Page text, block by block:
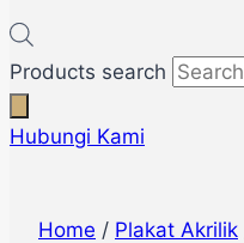
Products search
Hubungi Kami
Home / Plakat Akrilik